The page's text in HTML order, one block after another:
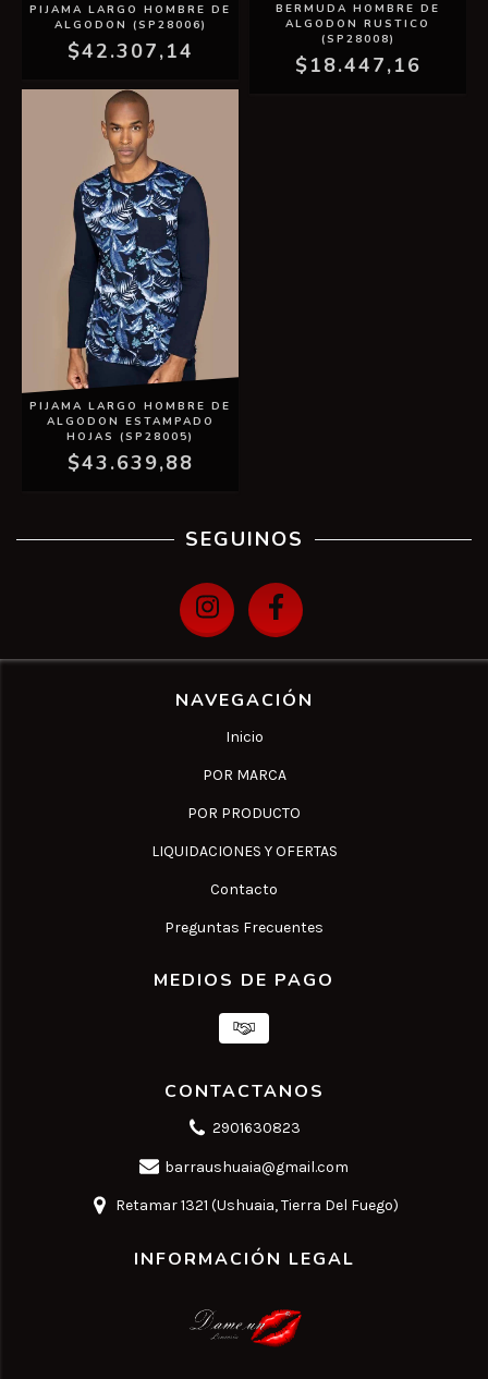
PIJAMA LARGO HOMBRE DE
ALGODON (SP28006)
$42.307,14
BERMUDA HOMBRE DE
ALGODON RUSTICO
(SP28008)
$18.447,16
PIJAMA LARGO HOMBRE DE
ALGODON ESTAMPADO
HOJAS (SP28005)
$43.639,88
SEGUINOS
NAVEGACIÓN
Inicio
POR MARCA
POR PRODUCTO
LIQUIDACIONES Y OFERTAS
Contacto
Preguntas Frecuentes
MEDIOS DE PAGO
CONTACTANOS
2901630823
barraushuaia@gmail.com
Retamar 1321 (Ushuaia, Tierra Del Fuego)
INFORMACIÓN LEGAL